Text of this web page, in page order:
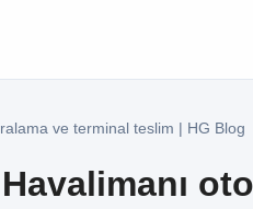
ve terminal teslim | HG Blog